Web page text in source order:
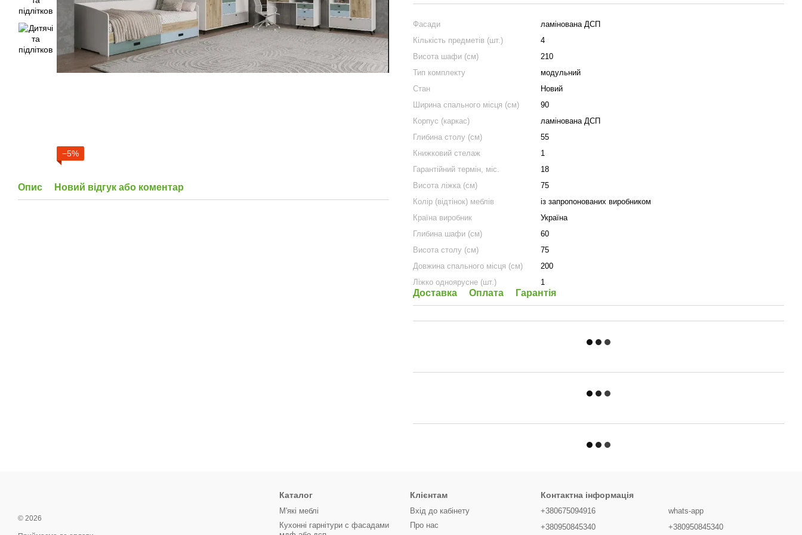
−5%
Опис Новий відгук або коментар
Фасади
ламінована ДСП
Кількість предметів (шт.)
4
Висота шафи (см)
210
Тип комплекту
модульний
Стан
Новий
Ширина спального місця (см)
90
Корпус (каркас)
ламінована ДСП
Глибина столу (см)
55
Книжковий стелаж
1
Гарантійний термін, міс.
18
Висота ліжка (см)
75
Колір (відтінок) меблів
із запропонованих виробником
Країна виробник
Україна
Глибина шафи (см)
60
Висота столу (см)
75
Довжина спального місця (см)
200
Ліжко одноярусне (шт.)
1
Доставка Оплата Гарантія
© 2026
Каталог
М'які меблі
Кухонні гарнітури с фасадами
Клієнтам
Вхід до кабінету
Про нас
Контактна інформація
+380675094916
+380950845340
whats-app
+380950845340